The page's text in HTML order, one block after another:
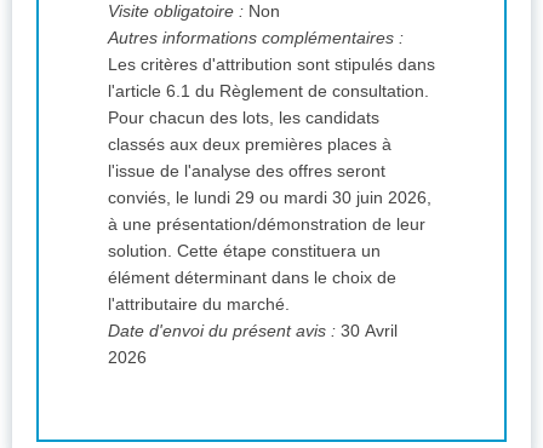
Visite obligatoire : Non
Autres informations complémentaires :
Les critères d'attribution sont stipulés dans
l'article 6.1 du Règlement de consultation.
Pour chacun des lots, les candidats
classés aux deux premières places à
l'issue de l'analyse des offres seront
conviés, le lundi 29 ou mardi 30 juin 2026,
à une présentation/démonstration de leur
solution. Cette étape constituera un
élément déterminant dans le choix de
l'attributaire du marché.
Date d'envoi du présent avis : 30 Avril
2026